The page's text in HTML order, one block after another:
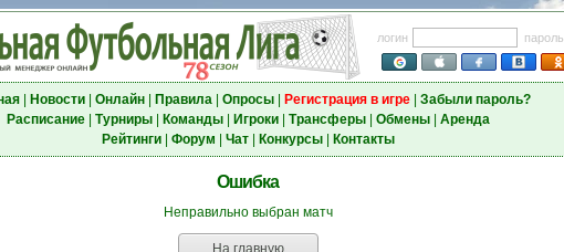
логин
пароль
| Новости| Онлайн| Правила| Опросы| Регистрация в игре| Забыли пароль?
Расписание| Турниры| Команды| Игроки| Трансферы| Обмены| Аренда
Рейтинги| Форум Чат| Конкурсы| Контакты
Ошибка
Неправильно выбран матч
На главную